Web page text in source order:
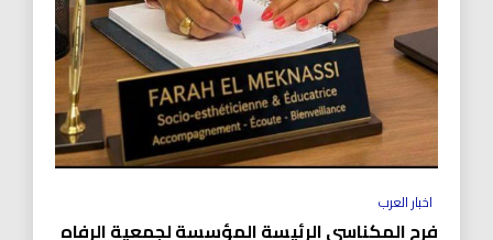
اخبار العرب
فرح المكناسي الرئيسة المؤسسة لجمعية الرفاه